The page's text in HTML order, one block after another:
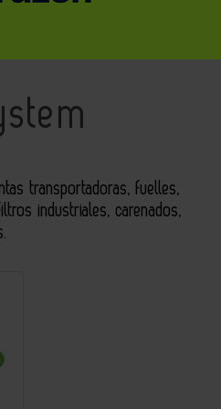
transportadoras, fuelles,
industriales, carenados,